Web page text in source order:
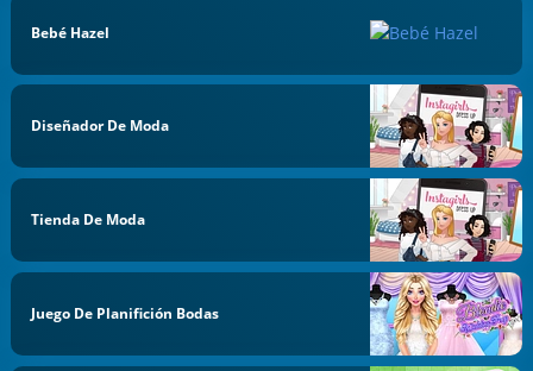
Bebé Hazel
Diseñador De Moda
Tienda De Moda
Juego De Planifición Bodas